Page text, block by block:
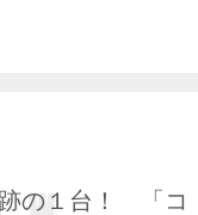
の１台！ 「コ